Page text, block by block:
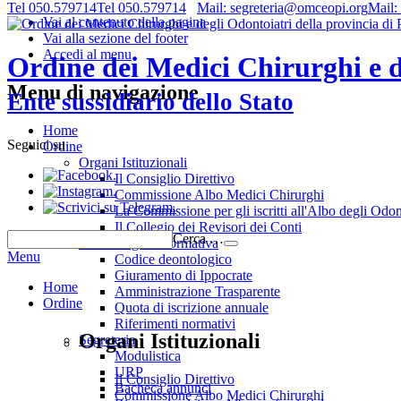
Vai al contenuto della pagina
Vai alla sezione del footer
Accedi al menu
Tel 050.579714Tel 050.579714 Mail: segreteria@omceopi.orgMail:
Ordine dei Medici Chirurghi e
Ente sussidiario dello Stato
Seguici su
.
.
.
Cerca …
Menu
Home
Ordine
Organi Istituzionali
Il Consiglio Direttivo
Commissione Albo Medici Chirurghi
Menu di navigazione
Home
Ordine
Organi Istituzionali
Il Consiglio Direttivo
Commissione Albo Medici Chirurghi
La Commissione per gli iscritti all'Albo degli
Il Collegio dei Revisori dei Conti
Deontologia e normativa
Codice deontologico
Giuramento di Ippocrate
Amministrazione Trasparente
Quota di iscrizione annuale
Riferimenti normativi
Segreteria
Modulistica
URP
Bacheca annunci